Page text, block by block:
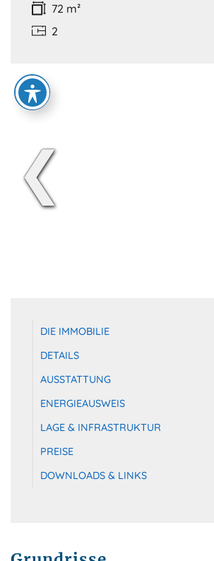
72 m²
2
❮
DIE IMMOBILIE
DETAILS
AUSSTATTUNG
ENERGIEAUSWEIS
LAGE & INFRASTRUKTUR
PREISE
DOWNLOADS & LINKS